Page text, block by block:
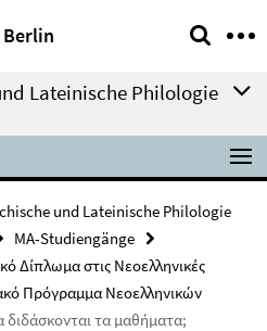
Lateinische Philologie
und Lateinische Philologie
MA-Studiengänge
Δίπλωμα στις Νεοελληνικές
Πρόγραμμα Νεοελληνικών
τα μαθήματα;